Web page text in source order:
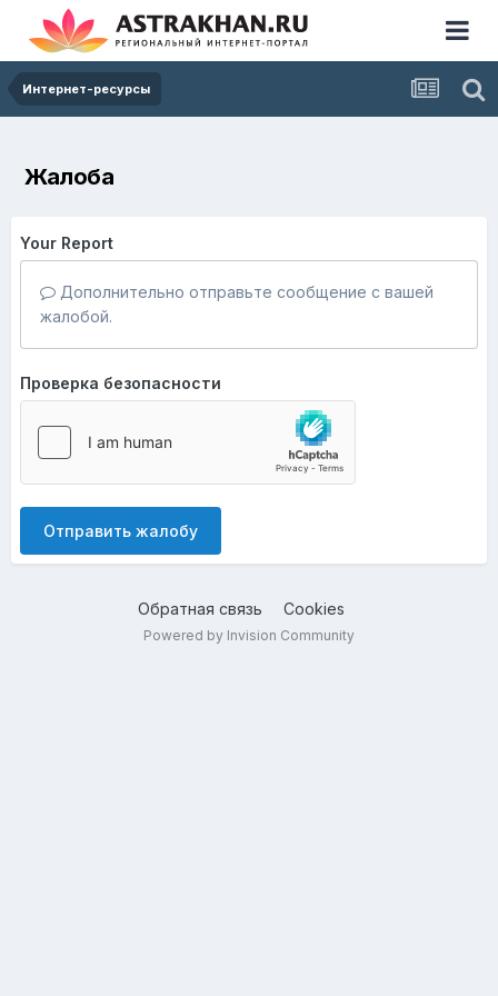
Интернет-ресурсы
Жалоба
Your Report
Дополнительно отправьте сообщение с вашей
жалобой.
Проверка безопасности
Отправить жалобу
Обратная связь Cookies
Powered by Invision Community